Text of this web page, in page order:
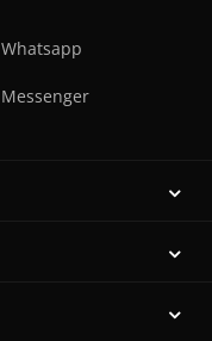
Whatsapp
Messenger